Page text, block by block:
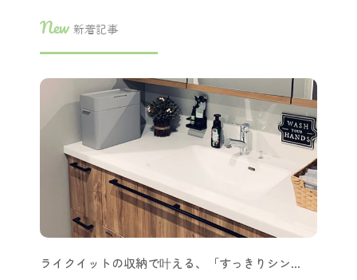
New 新着記事
ライクイットの収納で叶える、「すっきりシン…